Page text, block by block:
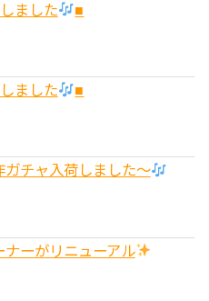
ました ■
ました ■
ガチャ入荷しました〜
ナーがリニューアル